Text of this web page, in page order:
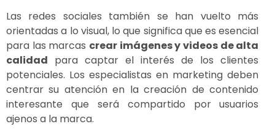
Las redes sociales también se han vuelto más
orientadas a lo visual, lo que significa que es esencial
para las marcas crear imágenes y videos de alta
calidad para captar el interés de los clientes
potenciales. Los especialistas en marketing deben
centrar su atención en la creación de contenido
interesante que será compartido por usuarios
ajenos a la marca.